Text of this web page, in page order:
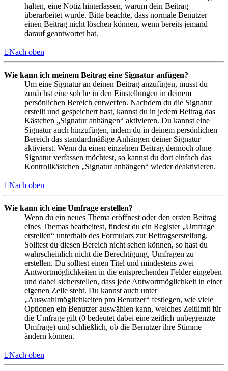
halten, eine Notiz hinterlassen, warum dein Beitrag
überarbeitet wurde. Bitte beachte, dass normale Benutzer
einen Beitrag nicht löschen können, wenn bereits jemand
darauf geantwortet hat.
Nach oben
Wie kann ich meinem Beitrag eine Signatur anfügen?
Um eine Signatur an deinen Beitrag anzufügen, musst du
zunächst eine solche in den Einstellungen in deinem
persönlichen Bereich entwerfen. Nachdem du die Signatur
erstellt und gespeichert hast, kannst du in jedem Beitrag das
Kästchen „Signatur anhängen“ aktivieren. Du kannst eine
Signatur auch hinzufügen, indem du in deinem persönlichen
Bereich das standardmäßige Anhängen deiner Signatur
aktivierst. Wenn du einen einzelnen Beitrag dennoch ohne
Signatur verfassen möchtest, so kannst du dort einfach das
Kontrollkästchen „Signatur anhängen“ wieder deaktivieren.
Nach oben
Wie kann ich eine Umfrage erstellen?
Wenn du ein neues Thema eröffnest oder den ersten Beitrag
eines Themas bearbeitest, findest du ein Register „Umfrage
erstellen“ unterhalb des Formulars zur Beitragserstellung.
Solltest du diesen Bereich nicht sehen können, so hast du
wahrscheinlich nicht die Berechtigung, Umfragen zu
erstellen. Du solltest einen Titel und mindestens zwei
Antwortmöglichkeiten in die entsprechenden Felder eingeben
und dabei sicherstellen, dass jede Antwortmöglichkeit in einer
eigenen Zeile steht. Du kannst auch unter
„Auswahlmöglichkeiten pro Benutzer“ festlegen, wie viele
Optionen ein Benutzer auswählen kann, welches Zeitlimit für
die Umfrage gilt (0 bedeutet dabei eine zeitlich unbegrenzte
Umfrage) und schließlich, ob die Benutzer ihre Stimme
ändern können.
Nach oben